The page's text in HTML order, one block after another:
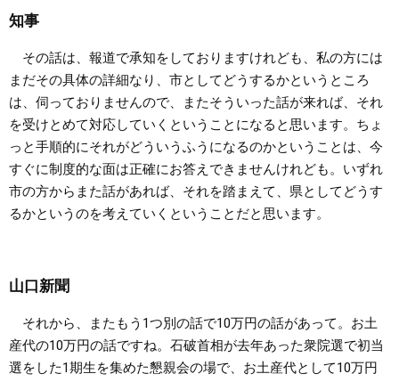
知事
その話は、報道で承知をしておりますけれども、私の方には
まだその具体の詳細なり、市としてどうするかというところ
は、伺っておりませんので、またそういった話が来れば、それ
を受けとめて対応していくということになると思います。ちょ
っと手順的にそれがどういうふうになるのかということは、今
すぐに制度的な面は正確にお答えできませんけれども。いずれ
市の方からまた話があれば、それを踏まえて、県としてどうす
るかというのを考えていくということだと思います。
山口新聞
それから、またもう1つ別の話で10万円の話があって。お土
産代の10万円の話ですね。石破首相が去年あった衆院選で初当
選をした1期生を集めた懇親会の場で、お土産代として10万円